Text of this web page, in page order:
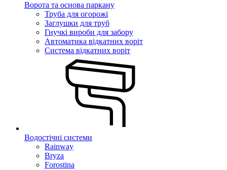
Ворота та основа паркану
Труба для огорожі
Заглушки для труб
Гнучкі вироби для забору
Автоматика відкатних воріт
Система відкатних воріт
Водостічні системи
Rainway
Bryza
Forostina